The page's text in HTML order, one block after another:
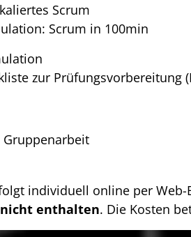
Scrum
Scrum in 100min
zur Prüfungsvorbereitung
individuell online per
nicht enthalten. Die Kosten